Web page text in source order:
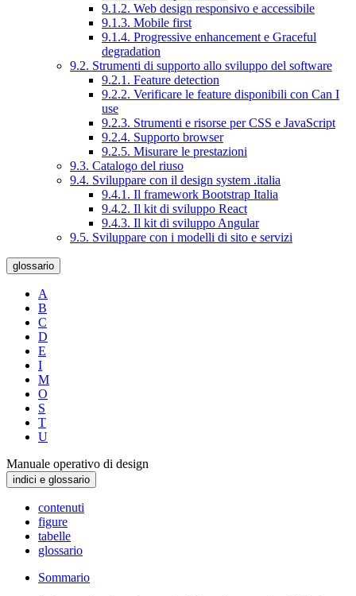
9.1.2. Web design responsivo e accessibile
9.1.3. Mobile first
9.1.4. Progressive enhancement e Graceful
degradation
9.2. Strumenti di supporto allo sviluppo del software
9.2.1. Feature detection
9.2.2. Verificare le feature disponibili con Can I
use
9.2.3. Strumenti e risorse per CSS e JavaScript
9.2.4. Supporto browser
9.2.5. Misurare le prestazioni
9.3. Catalogo del riuso
9.4. Sviluppare con il design system .italia
9.4.1. Il framework Bootstrap Italia
9.4.2. Il kit di sviluppo React
9.4.3. Il kit di sviluppo Angular
9.5. Sviluppare con i modelli di sito e servizi
glossario
A
B
C
D
E
I
M
O
S
T
U
Manuale operativo di design
indici e glossario
contenuti
figure
tabelle
glossario
Sommario